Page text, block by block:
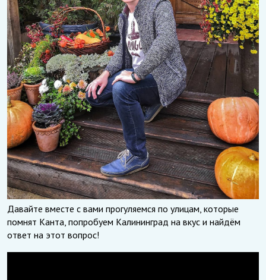
Давайте вместе с вами прогуляемся по улицам, которые
помнят Канта, попробуем Калининград на вкус и найдём
ответ на этот вопрос!